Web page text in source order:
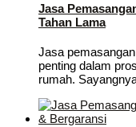
Jasa
Tahan Lama
Jasa
penting dalam
rumah.